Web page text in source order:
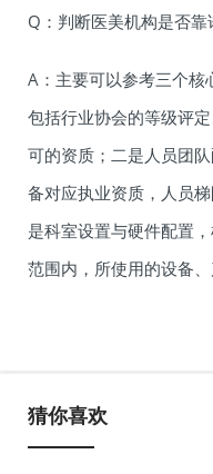
Q：判断医美机构是否
A：主要可以参考三个核
包括行业协会的等级评
可的资质；二是人员团
备对应执业资质，人员
是科室设置与硬件配置
范围内，所使用的设备
猜你喜欢